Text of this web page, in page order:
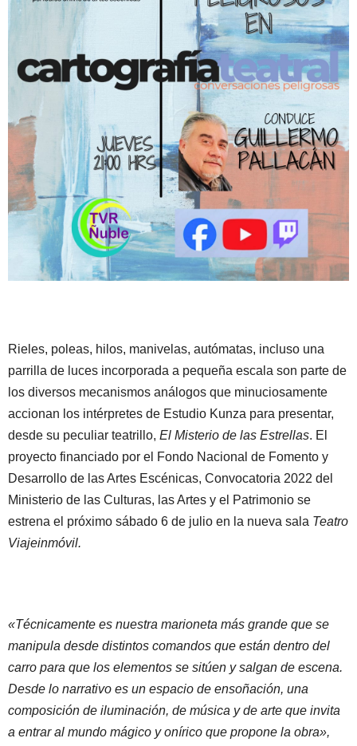
Rieles, poleas, hilos, manivelas, autómatas, incluso una
parrilla de luces incorporada a pequeña escala son parte de
los diversos mecanismos análogos que minuciosamente
accionan los intérpretes de Estudio Kunza para presentar,
desde su peculiar teatrillo, El Misterio de las Estrellas. El
proyecto financiado por el Fondo Nacional de Fomento y
Desarrollo de las Artes Escénicas, Convocatoria 2022 del
Ministerio de las Culturas, las Artes y el Patrimonio se
estrena el próximo sábado 6 de julio en la nueva sala Teatro
Viajeinmóvil.
«Técnicamente es nuestra marioneta más grande que se
manipula desde distintos comandos que están dentro del
carro para que los elementos se sitúen y salgan de escena.
Desde lo narrativo es un espacio de ensoñación, una
composición de iluminación, de música y de arte que invita
a entrar al mundo mágico y onírico que propone la obra»,